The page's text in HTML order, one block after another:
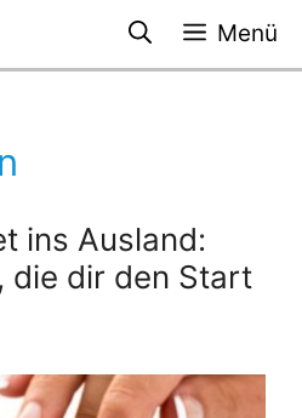
Menü
ins Ausland:
die dir den Start